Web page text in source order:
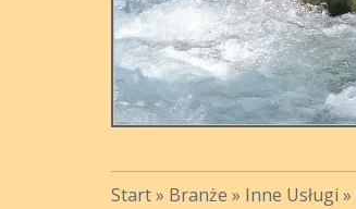
Start» Branże » Inne Usługi »